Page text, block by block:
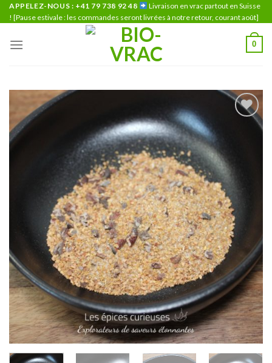
Skip
to
APPELEZ-NOUS : +41 79 738 92 48
Livraison en vrac partout en Suisse
! [Pause estivale : les commandes seront livrées à notre retour, courant août]
0
souhaits